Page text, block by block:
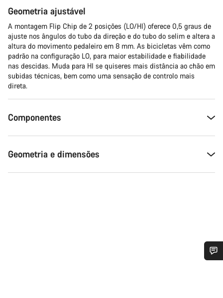
Geometria ajustável
A montagem Flip Chip de 2 posições (LO/HI) oferece 0,5 graus de
ajuste nos ângulos do tubo da direção e do tubo do selim e altera a
altura do movimento pedaleiro em 8 mm. As bicicletas vêm como
padrão na configuração LO, para maior estabilidade e fiabilidade
nas descidas. Muda para HI se quiseres mais distância ao chão em
subidas técnicas, bem como uma sensação de controlo mais
direta.
Componentes
Geometria e dimensões